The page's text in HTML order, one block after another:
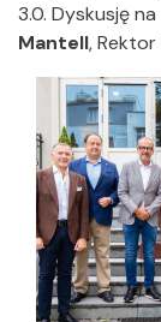
3.0. Dyskusję
Mantell,